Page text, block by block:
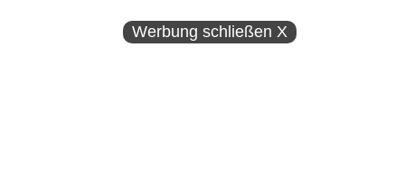
Werbung schließen X